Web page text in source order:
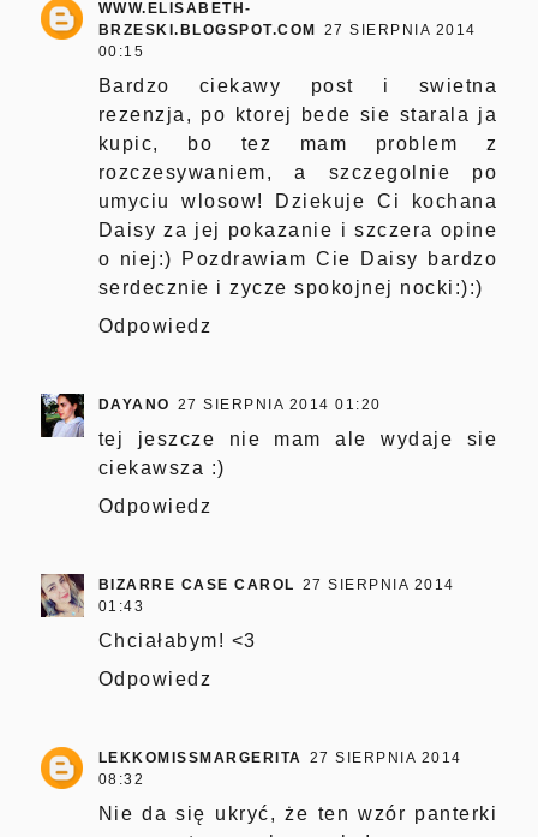
WWW.ELISABETH-
BRZESKI.BLOGSPOT.COM
27 SIERPNIA 2014
00:15
Bardzo ciekawy post i swietna
rezenzja, po ktorej bede sie starala ja
kupic, bo tez mam problem z
rozczesywaniem, a szczegolnie po
umyciu wlosow! Dziekuje Ci kochana
Daisy za jej pokazanie i szczera opine
o niej:) Pozdrawiam Cie Daisy bardzo
serdecznie i zycze spokojnej nocki:):)
Odpowiedz
DAYANO 27 SIERPNIA 2014 01:20
tej jeszcze nie mam ale wydaje sie
ciekawsza :)
Odpowiedz
BIZARRE CASE CAROL 27 SIERPNIA 2014
01:43
Chciałabym! <3
Odpowiedz
LEKKOMISSMARGERITA 27 SIERPNIA 2014
08:32
Nie da się ukryć, że ten wzór panterki